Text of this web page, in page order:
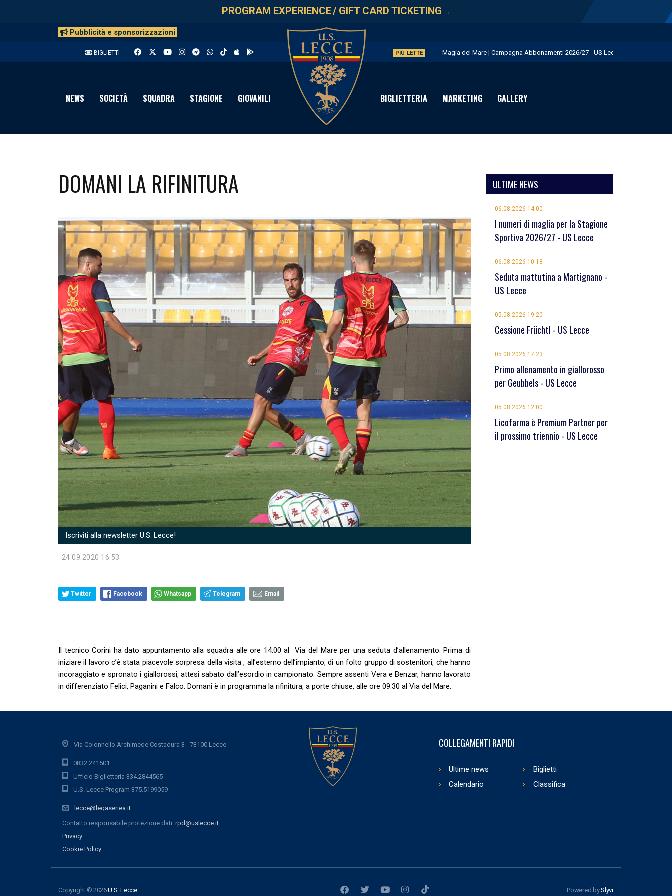
PROGRAM EXPERIENCE/ GIFT CARD TICKETING →
Pubblicità e sponsorizzazioni
BIGLIETTI PIÙ LETTE Magia del Mare | Campagna Abbonamenti 2026/27 - US Lecce
Licofarma è Premium Partner per il prossimo triennio - US Lecce
Seduta mattutina a Martignano - US Lecce
NEWS SOCIETÀ SQUADRA STAGIONE GIOVANILI BIGLIETTERIA MARKETING GALLERY
DOMANI LA RIFINITURA
Iscriviti alla newsletter U.S. Lecce!
24.09.2020 16:53
Twitter Facebook Whatsapp Telegram Email
Il tecnico Corini ha dato appuntamento alla squadra alle ore 14.00 al Via del Mare per una seduta d’allenamento. Prima di
iniziare il lavoro c’è stata piacevole sorpresa della visita , all’esterno dell’impianto, di un folto gruppo di sostenitori, che hanno
incoraggiato e spronato i giallorossi, attesi sabato dall’esordio in campionato. Sempre assenti Vera e Benzar, hanno lavorato
in differenziato Felici, Paganini e Falco. Domani è in programma la rifinitura, a porte chiuse, alle ore 09.30 al Via del Mare.
ULTIME NEWS
06.08.2026 14:00
I numeri di maglia per la Stagione
Sportiva 2026/27 - US Lecce
06.08.2026 10:18
Seduta mattutina a Martignano -
US Lecce
05.08.2026 19:20
Cessione Früchtl - US Lecce
05.08.2026 17:23
Primo allenamento in giallorosso
per Geubbels - US Lecce
05.08.2026 12:00
Licofarma è Premium Partner per
il prossimo triennio - US Lecce
Via Colonnello Archimede Costadura 3 - 73100 Lecce
0832.241501
Ufficio Biglietteria 334.2844565
U.S. Lecce Program 375.5199059
lecce@legaseriea.it
Contatto responsabile protezione dati: rpd@uslecce.it
Privacy
Cookie Policy
COLLEGAMENTI RAPIDI
Ultime news
Biglietti
Calendario
Classifica
Copyright © 2026U.S. Lecce. Powered bySlyvi